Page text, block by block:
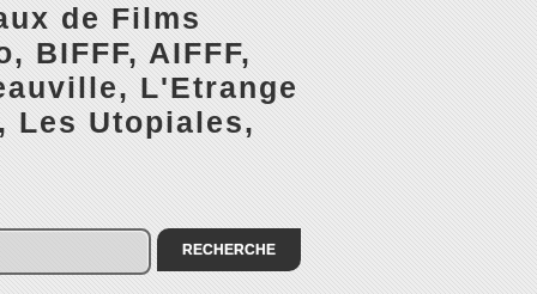
de Films
BIFFF, AIFFF,
L'Etrange
Les Utopiales,